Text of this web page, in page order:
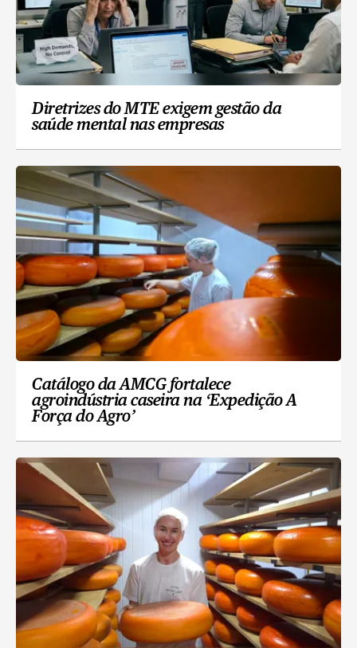
Diretrizes do MTE exigem gestão da
saúde mental nas empresas
Catálogo da AMCG fortalece
agroindústria caseira na ‘Expedição A
Força do Agro’